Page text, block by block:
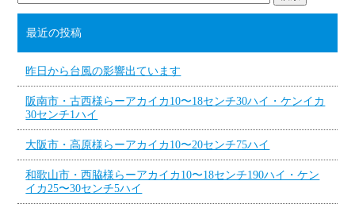
最近の投稿
昨日から台風の影響出ています
阪南市・古西様らーアカイカ10〜18センチ30ハイ・ケンイカ
30センチ1ハイ
大阪市・高原様らーアカイカ10〜20センチ75ハイ
和歌山市・西脇様らーアカイカ10〜18センチ190ハイ・ケン
イカ25〜30センチ5ハイ